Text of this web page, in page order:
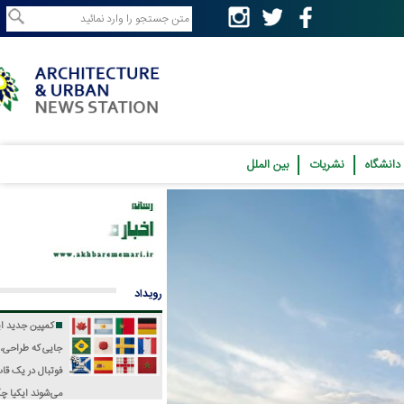
نشریات بین الملل
کمپین جدید ایکیا؛
جایی که طراحی، فرهنگ و
فوتبال در یک قاب جمع
ایکیا چگونه جام